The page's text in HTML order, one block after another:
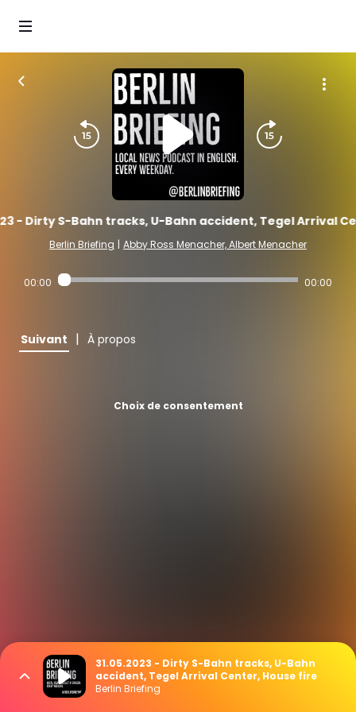
- Dirty S-Bahn tracks, U-Bahn accident, Tegel Arrival
Berlin Briefing | Abby Ross Menacher, Albert Menacher
00:00 00:00
Suivant | À propos
Choix de consentement
31.05.2023 - Dirty S-Bahn tracks, U-Bahn
accident, Tegel Arrival Center, House fire
Berlin Briefing